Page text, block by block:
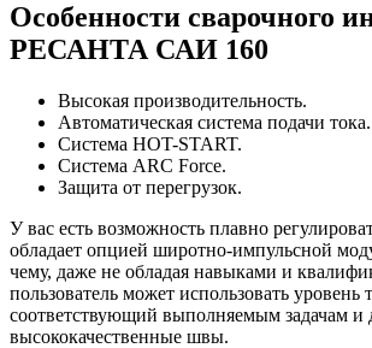
Особенности сварочного
РЕСАНТА САИ 160
Высокая производительность.
Автоматическая система подачи тока.
Система HOT-START.
Система ARC Force.
Защита от перегрузок.
У вас есть возможность плавно
обладает опцией широтно-импульсной
чему, даже не обладая навыками и
пользователь может использовать уровень
соответствующий выполняемым задачам и
высококачественные швы.